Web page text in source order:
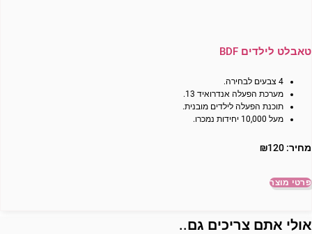
טאבלט לילדים BDF
4 צבעים לבחירה.
מערכת הפעלה אנדרואיד 13.
תוכנת הפעלה לילדים מובנית.
מעל 10,000 יחידות נמכרו.
מחיר: ₪120
פרטי מוצר
אולי אתם צריכים גם..